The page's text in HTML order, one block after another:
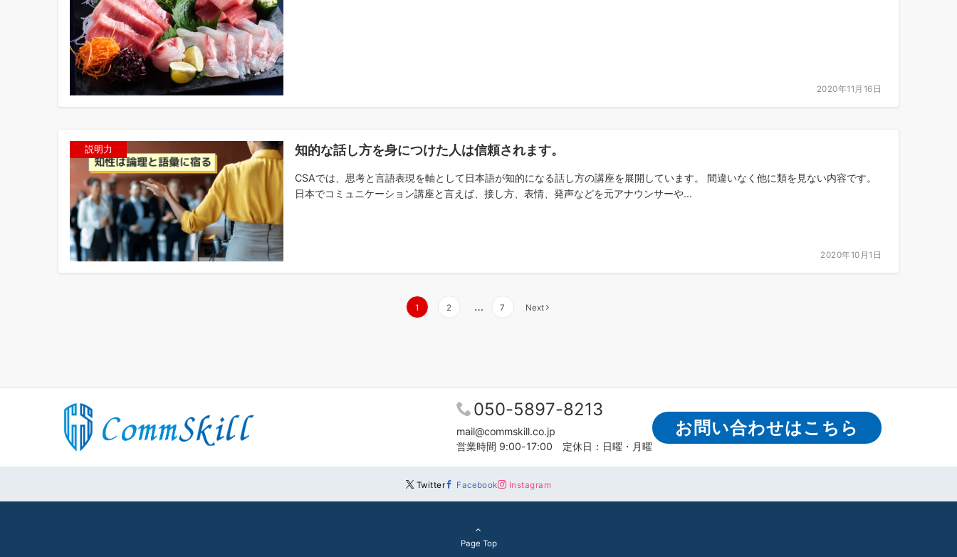
2020年11月16日
説明力 知的な話し方を身につけた人は信頼されます。
CSAでは、思考と言語表現を軸として日本語が知的になる話し方の講座を展開しています。 間違いなく他に類を見ない内容です。
日本でコミュニケーション講座と言えば、接し方、表情、発声などを元アナウンサーや...
2020年10月1日
ジ
送
1 2 … 7 Next
050-5897-8213
mail@commskill.co.jp
営業時間 9:00-17:00 定休日：日曜・月曜
お問い合わせはこちら
Twitter Facebook Instagram
Page Top